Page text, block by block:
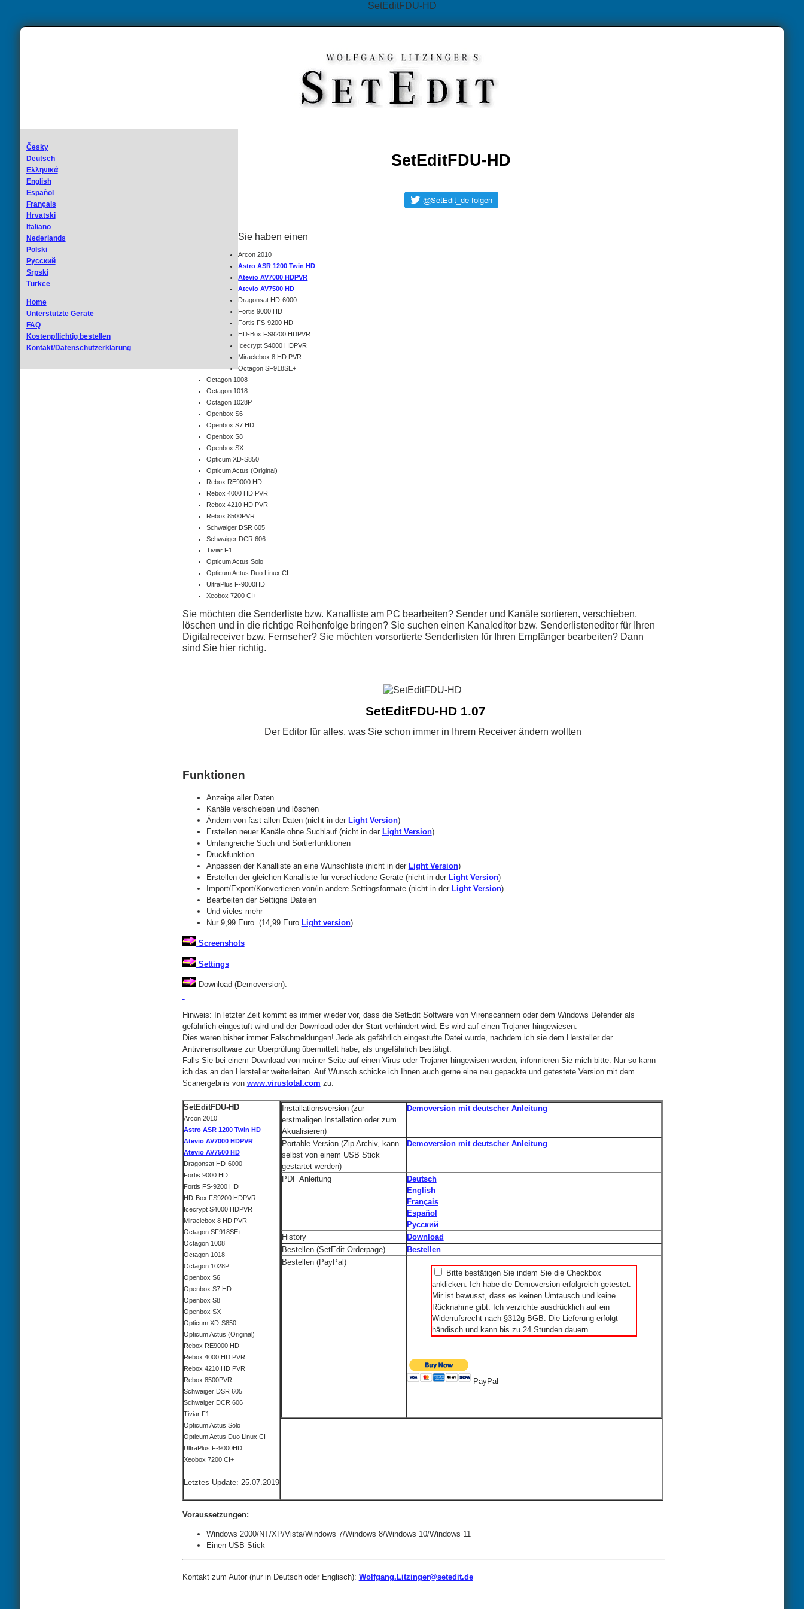
SetEditFDU-HD
Česky
Deutsch
Ελληνικά
English
Español
Français
Hrvatski
Italiano
Nederlands
Polski
Русский
Srpski
Türkce
Home
Unterstützte Geräte
FAQ
Kostenpflichtig bestellen
Kontakt/Datenschutzerklärung
SetEditFDU-HD
Sie haben einen
Arcon 2010
Astro ASR 1200 Twin HD
Atevio AV7000 HDPVR
Atevio AV7500 HD
Dragonsat HD-6000
Fortis 9000 HD
Fortis FS-9200 HD
HD-Box FS9200 HDPVR
Icecrypt S4000 HDPVR
Miraclebox 8 HD PVR
Octagon SF918SE+
Octagon 1008
Octagon 1018
Octagon 1028P
Openbox S6
Openbox S7 HD
Openbox S8
Openbox SX
Opticum XD-S850
Opticum Actus (Original)
Rebox RE9000 HD
Rebox 4000 HD PVR
Rebox 4210 HD PVR
Rebox 8500PVR
Schwaiger DSR 605
Schwaiger DCR 606
Tiviar F1
Opticum Actus Solo
Opticum Actus Duo Linux CI
UltraPlus F-9000HD
Xeobox 7200 CI+
Sie möchten die Senderliste bzw. Kanalliste am PC bearbeiten? Sender und Kanäle sortieren, verschieben,
löschen und in die richtige Reihenfolge bringen? Sie suchen einen Kanaleditor bzw. Senderlisteneditor für Ihren
Digitalreceiver bzw. Fernseher? Sie möchten vorsortierte Senderlisten für Ihren Empfänger bearbeiten? Dann
sind Sie hier richtig.
SetEditFDU-HD 1.07
Der Editor für alles, was Sie schon immer in Ihrem Receiver ändern wollten
Funktionen
Anzeige aller Daten
Kanäle verschieben und löschen
Ändern von fast allen Daten (nicht in der Light Version)
Erstellen neuer Kanäle ohne Suchlauf (nicht in der Light Version)
Umfangreiche Such und Sortierfunktionen
Druckfunktion
Anpassen der Kanalliste an eine Wunschliste (nicht in der Light Version)
Erstellen der gleichen Kanalliste für verschiedene Geräte (nicht in der Light Version)
Import/Export/Konvertieren von/in andere Settingsformate (nicht in der Light Version)
Bearbeiten der Settigns Dateien
Und vieles mehr
Nur 9,99 Euro. (14,99 Euro Light version)
Screenshots
Settings
Download (Demoversion):
Hinweis: In letzter Zeit kommt es immer wieder vor, dass die SetEdit Software von Virenscannern oder dem Windows Defender als
gefährlich eingestuft wird und der Download oder der Start verhindert wird. Es wird auf einen Trojaner hingewiesen.
Dies waren bisher immer Falschmeldungen! Jede als gefährlich eingestufte Datei wurde, nachdem ich sie dem Hersteller der
Antivirensoftware zur Überprüfung übermittelt habe, als ungefährlich bestätigt.
Falls Sie bei einem Download von meiner Seite auf einen Virus oder Trojaner hingewisen werden, informieren Sie mich bitte. Nur so kann
ich das an den Hersteller weiterleiten. Auf Wunsch schicke ich Ihnen auch gerne eine neu gepackte und getestete Version mit dem
Scanergebnis von www.virustotal.com zu.
SetEditFDU-HD
Arcon 2010
Astro ASR 1200 Twin HD
Atevio AV7000 HDPVR
Atevio AV7500 HD
Dragonsat HD-6000
Fortis 9000 HD
Fortis FS-9200 HD
HD-Box FS9200 HDPVR
Icecrypt S4000 HDPVR
Miraclebox 8 HD PVR
Octagon SF918SE+
Octagon 1008
Octagon 1018
Octagon 1028P
Openbox S6
Openbox S7 HD
Openbox S8
Openbox SX
Opticum XD-S850
Opticum Actus (Original)
Rebox RE9000 HD
Rebox 4000 HD PVR
Rebox 4210 HD PVR
Rebox 8500PVR
Schwaiger DSR 605
Schwaiger DCR 606
Tiviar F1
Opticum Actus Solo
Opticum Actus Duo Linux CI
UltraPlus F-9000HD
Xeobox 7200 CI+
Letztes Update: 25.07.2019
Installationsversion (zur
erstmaligen Installation oder zum
Akualisieren)
Demoversion mit deutscher Anleitung
Portable Version (Zip Archiv, kann
selbst von einem USB Stick
gestartet werden)
Demoversion mit deutscher Anleitung
PDF Anleitung
Deutsch
English
Français
Español
Русский
History
Download
Bestellen (SetEdit Orderpage)
Bestellen
Bestellen (PayPal)
Bitte bestätigen Sie indem Sie die Checkbox
anklicken: Ich habe die Demoversion erfolgreich getestet.
Mir ist bewusst, dass es keinen Umtausch und keine
Rücknahme gibt. Ich verzichte ausdrücklich auf ein
Widerrufsrecht nach §312g BGB. Die Lieferung erfolgt
händisch und kann bis zu 24 Stunden dauern.
PayPal
Voraussetzungen:
Windows 2000/NT/XP/Vista/Windows 7/Windows 8/Windows 10/Windows 11
Einen USB Stick
Kontakt zum Autor (nur in Deutsch oder Englisch): Wolfgang.Litzinger@setedit.de